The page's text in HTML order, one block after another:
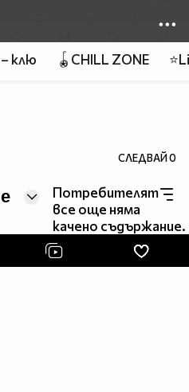
клю 🪀CHILL ZONE
СЛЕДВАЙ0
Потребителят
все още няма
качено съдържание.